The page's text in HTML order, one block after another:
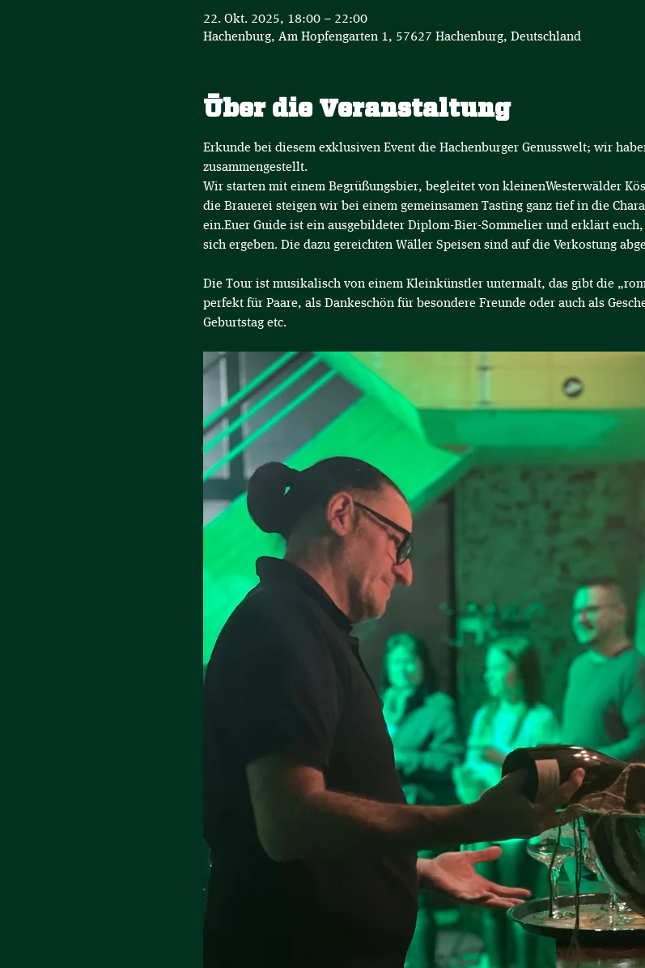
22. Okt. 2025, 18:00 – 22:00
Hachenburg, Am Hopfengarten 1, 57627 Hachenburg, Deutschland
Über die Veranstaltung
Erkunde bei diesem exklusiven Event die Hachenburger Genusswelt; wir
zusammengestellt.
Wir starten mit einem Begrüßungsbier, begleitet von kleinenWesterwälder
die Brauerei steigen wir bei einem gemeinsamen Tasting ganz tief in die
ein.Euer Guide ist ein ausgebildeter Diplom-Bier-Sommelier und erklärt
sich ergeben. Die dazu gereichten Wäller Speisen sind auf die Verkostung
Die Tour ist musikalisch von einem Kleinkünstler untermalt, das gibt die
perfekt für Paare, als Dankeschön für besondere Freunde oder auch als
Geburtstag etc.